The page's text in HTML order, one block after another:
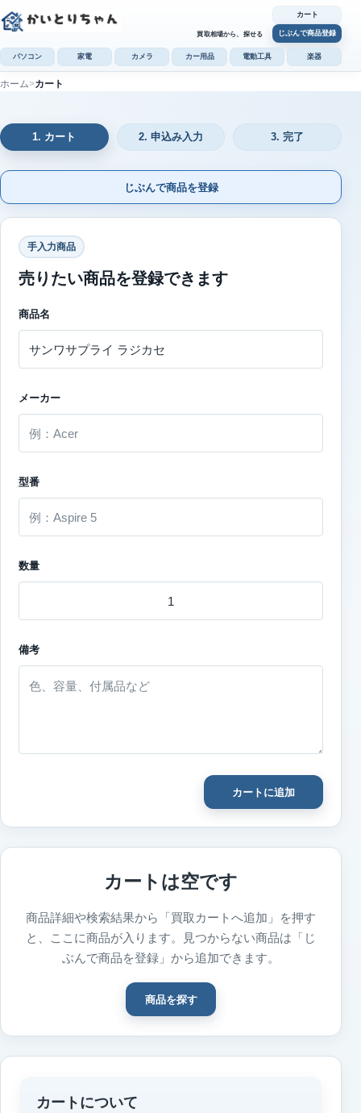
買取相場から、探せる
カート
じぶんで商品登録
パソコン 家電 カメラ カー用品 電動工具 楽器
ホーム カート
1. カート 2. 申込み入力 3. 完了
じぶんで商品を登録
手入力商品
売りたい商品を登録できます
商品名
メーカー
型番
数量
備考
カートに追加
カートは空です
商品詳細や検索結果から「買取カートへ追加」を押す
と、ここに商品が入ります。見つからない商品は「じ
ぶんで商品を登録」から追加できます。
商品を探す
カートについて